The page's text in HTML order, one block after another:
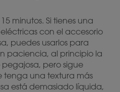
minutos. Si tienes una
con el accesorio
puedes usarlos para
paciencia, al principio la
pero sigue
tenga una textura más
está demasiado líquida,